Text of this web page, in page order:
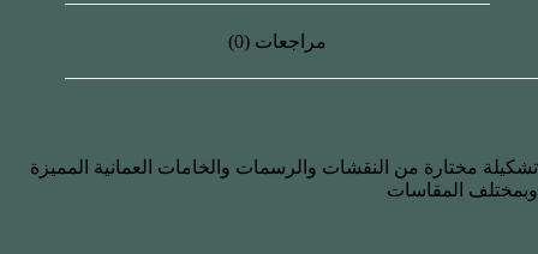
مراجعات (0)
تشكيلة مختارة من النقشات والرسمات والخامات العمانية المميزة
وبمختلف المقاسات